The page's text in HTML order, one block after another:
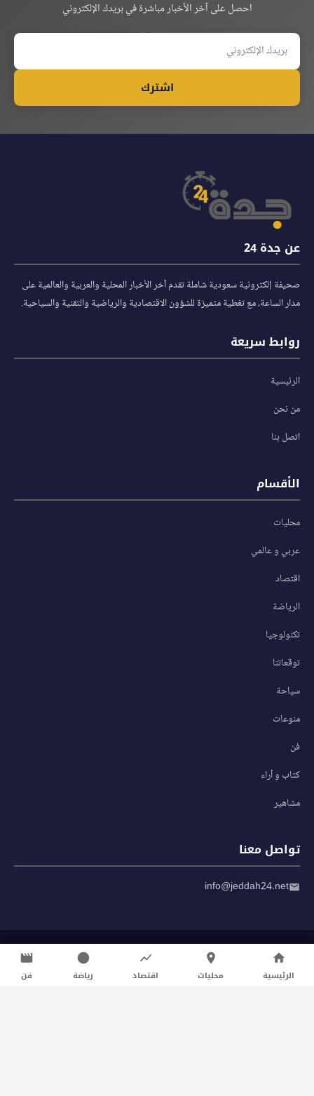
احصل على آخر الأخبار مباشرة في بريدك الإلكتروني
اشترك
عن جدة 24
صحيفة إلكترونية سعودية شاملة تقدم آخر الأخبار المحلية والعربية والعالمية على
مدار الساعة، مع تغطية متميزة للشؤون الاقتصادية والرياضية والتقنية والسياحية.
روابط سريعة
الرئيسية
من نحن
اتصل بنا
الأقسام
محليات
عربي و عالمي
اقتصاد
الرياضة
تكنولوجيا
توقعاتنا
سياحة
منوعات
فن
كتاب و آراء
مشاهير
تواصل معنا
info@jeddah24.net
سياسة الخصوصية
شروط الاستخدام
الرئيسية محليات اقتصاد رياضة فن